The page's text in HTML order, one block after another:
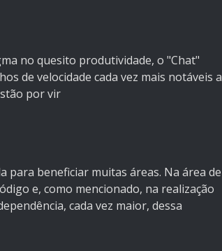
no quesito produtividade, o "Chat"
de velocidade cada vez mais notáveis a
por vir
para beneficiar muitas áreas. Na área de
e, como mencionado, na realização
cada vez maior, dessa